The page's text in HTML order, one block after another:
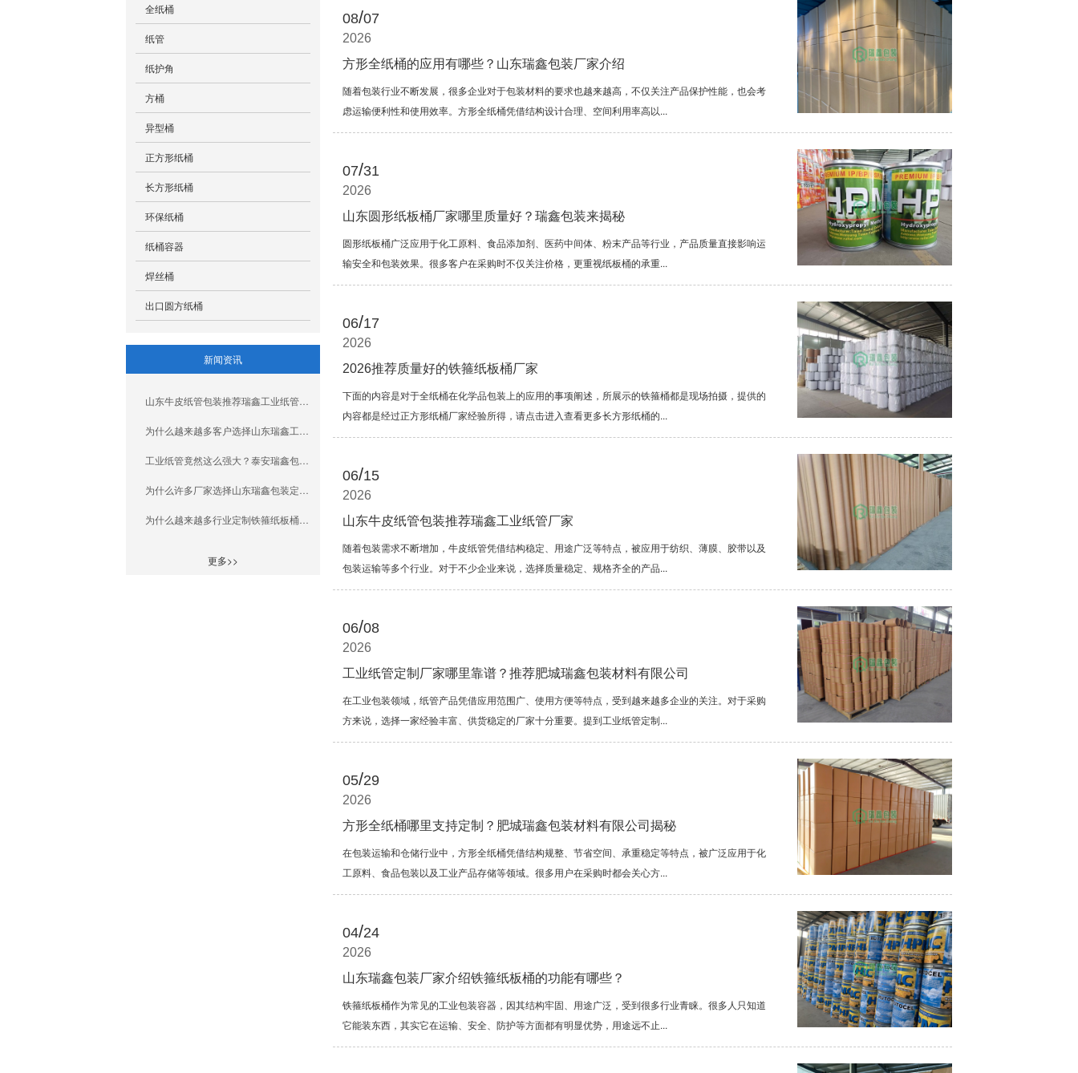
08/07
2026
方形全纸桶的应用有哪些？山东瑞鑫包装厂家介绍
随着包装行业不断发展，很多企业对于包装材料的要求也越来越高，不仅关注产品保护性能，也会考
虑运输便利性和使用效率。方形全纸桶凭借结构设计合理、空间利用率高以...
07/31
2026
山东圆形纸板桶厂家哪里质量好？瑞鑫包装来揭秘
圆形纸板桶广泛应用于化工原料、食品添加剂、医药中间体、粉末产品等行业，产品质量直接影响运
输安全和包装效果。很多客户在采购时不仅关注价格，更重视纸板桶的承重...
06/17
2026
2026推荐质量好的铁箍纸板桶厂家
下面的内容是对于全纸桶在化学品包装上的应用的事项阐述，所展示的铁箍桶都是现场拍摄，提供的
内容都是经过正方形纸桶厂家经验所得，请点击进入查看更多长方形纸桶的...
06/15
2026
山东牛皮纸管包装推荐瑞鑫工业纸管厂家
随着包装需求不断增加，牛皮纸管凭借结构稳定、用途广泛等特点，被应用于纺织、薄膜、胶带以及
包装运输等多个行业。对于不少企业来说，选择质量稳定、规格齐全的产品...
06/08
2026
工业纸管定制厂家哪里靠谱？推荐肥城瑞鑫包装材料有限公司
在工业包装领域，纸管产品凭借应用范围广、使用方便等特点，受到越来越多企业的关注。对于采购
方来说，选择一家经验丰富、供货稳定的厂家十分重要。提到工业纸管定制...
05/29
2026
方形全纸桶哪里支持定制？肥城瑞鑫包装材料有限公司揭秘
在包装运输和仓储行业中，方形全纸桶凭借结构规整、节省空间、承重稳定等特点，被广泛应用于化
工原料、食品包装以及工业产品存储等领域。很多用户在采购时都会关心方...
04/24
2026
山东瑞鑫包装厂家介绍铁箍纸板桶的功能有哪些？
铁箍纸板桶作为常见的工业包装容器，因其结构牢固、用途广泛，受到很多行业青睐。很多人只知道
它能装东西，其实它在运输、安全、防护等方面都有明显优势，用途远不止...
全纸桶
纸管
纸护角
方桶
异型桶
正方形纸桶
长方形纸桶
环保纸桶
纸桶容器
焊丝桶
出口圆方纸桶
新闻资讯
山东牛皮纸管包装推荐瑞鑫工业纸管厂家
为什么越来越多客户选择山东瑞鑫工业纸管批发厂家？
工业纸管竟然这么强大？泰安瑞鑫包装厂家带您了解它的用途
为什么许多厂家选择山东瑞鑫包装定制全纸桶？
为什么越来越多行业定制铁箍纸板桶选山东瑞鑫包装厂家？
更多>>